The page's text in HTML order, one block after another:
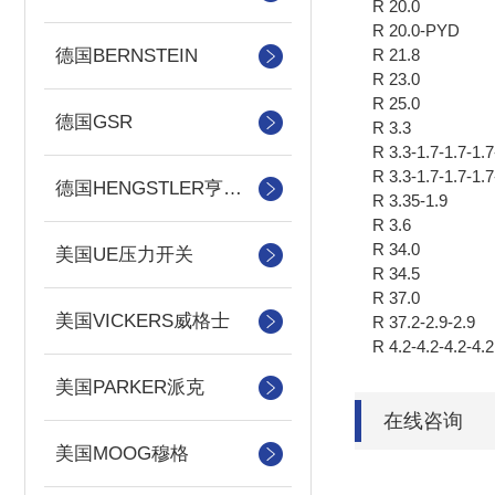
德国BERNSTEIN
德国GSR
德国HENGSTLER亨士乐
美国UE压力开关
美国VICKERS威格士
美国PARKER派克
美国MOOG穆格
R 20.0
R 20.0-PYD
R 21.8
R 23.0
R 25.0
R 3.3
R 3.3-1.7-1.7-
R 3.3-1.7-1.7-
R 3.35-1.9
R 3.6
R 34.0
R 34.5
R 37.0
R 37.2-2.9-2.9
R 4.2-4.2-4.2-4.2
在线咨询